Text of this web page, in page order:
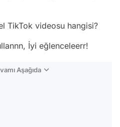
TikTok videosu hangisi?
İyi eğlenceleerr!
Aşağıda